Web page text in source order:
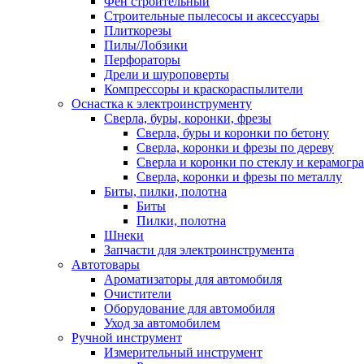
Строительные пылесосы и аксессуары
Плиткорезы
Пилы/Лобзики
Перфораторы
Дрели и шуроповерты
Компрессоры и краскораспылители
Оснастка к электроинструменту
Сверла, буры, коронки, фрезы
Сверла, буры и коронки по бетону
Сверла, коронки и фрезы по дереву
Сверла и коронки по стеклу и
Сверла, коронки и фрезы по металлу
Биты, пилки, полотна
Биты
Пилки, полотна
Шнеки
Запчасти для электроинструмента
Автотовары
Ароматизаторы для автомобиля
Очистители
Оборудование для автомобиля
Уход за автомобилем
Ручной инструмент
Измерительный инструмент